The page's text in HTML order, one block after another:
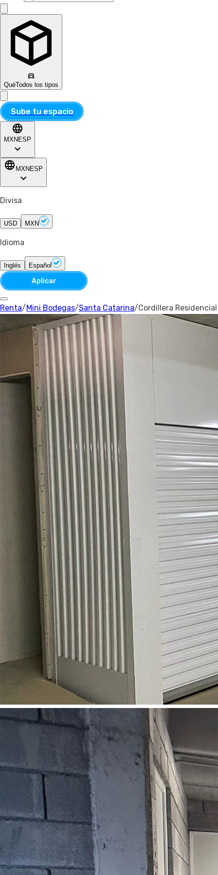
QuéTodos los tipos
Sube tu espacio
MXN ESP
MXN ESP
Divisa
USD MXN
Idioma
Inglés Español
Aplicar
Renta/Mini Bodegas/Santa Catarina/Cordillera